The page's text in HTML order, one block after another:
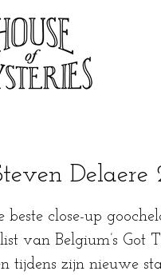
Delaere
beste close-up
van Belgium’s Got
tijdens zijn nieuwe